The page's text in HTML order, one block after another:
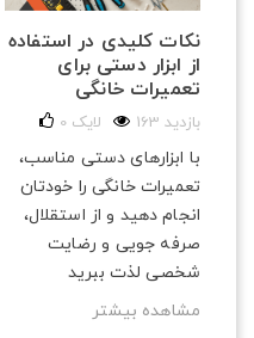
نکات کلیدی در استفاده
از ابزار دستی برای
تعمیرات خانگی
163 بازدید 0 لایک
با ابزارهای دستی مناسب،
تعمیرات خانگی را خودتان
انجام دهید و از استقلال،
صرفه‌ جویی و رضایت
شخصی لذت ببرید
مشاهده بیشتر